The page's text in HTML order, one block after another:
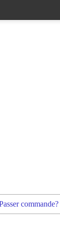
commande?